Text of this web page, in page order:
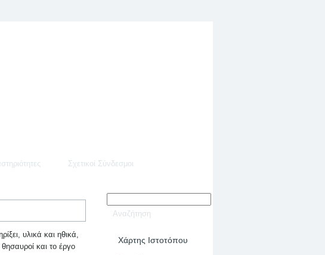
Σχετικοί Σύνδεσμοι
υλικά και ηθικά,
και το έργο
Χάρτης Ιστοτόπου